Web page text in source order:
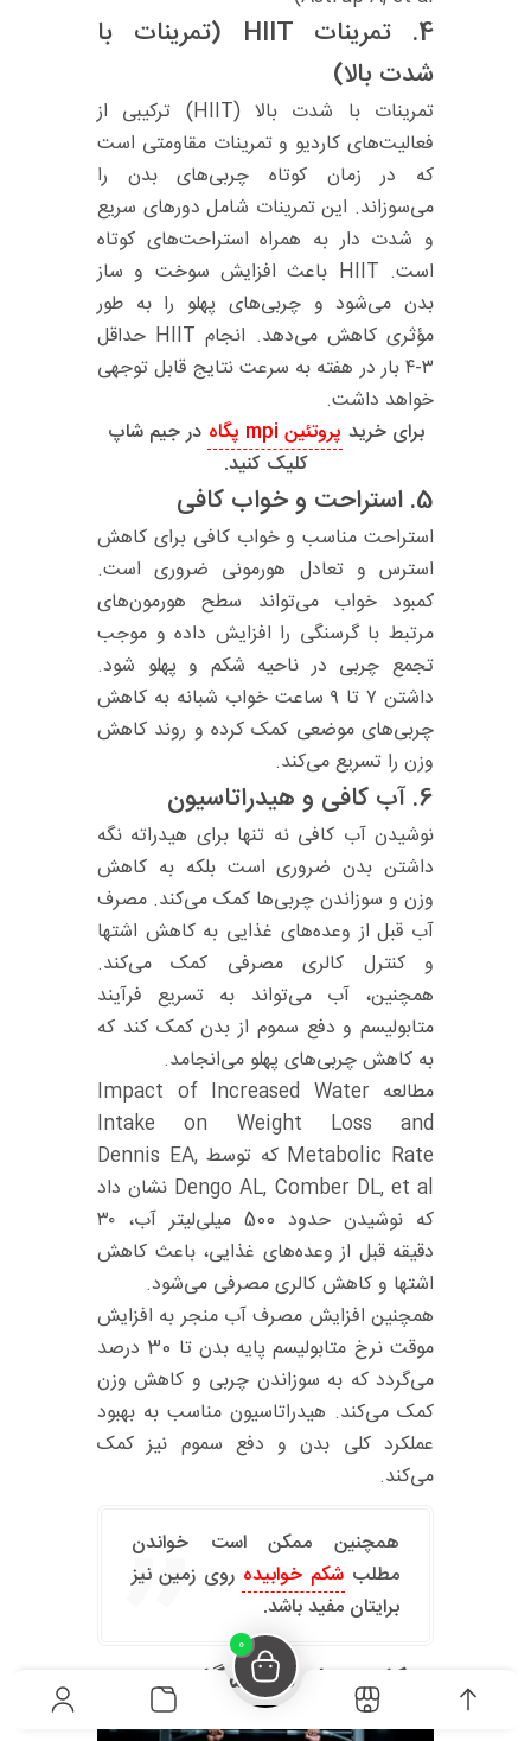
4.
تمرینات HIIT (تمرینات با
شدت بالا)
تمرینات با شدت بالا (HIIT) ترکیبی از
فعالیت‌های کاردیو و تمرینات مقاومتی است
که در زمان کوتاه چربی‌های بدن را
می‌سوزاند. این تمرینات شامل دورهای سریع
و شدت‌ دار به همراه استراحت‌های کوتاه
است. HIIT باعث افزایش سوخت‌ و ساز
بدن می‌شود و چربی‌های پهلو را به طور
مؤثری کاهش می‌دهد. انجام HIIT حداقل
۳-۴ بار در هفته به سرعت نتایج قابل توجهی
خواهد داشت.
برای خرید پروتئین mpi پگاه
در جیم شاپ
کلیک کنید.
5. استراحت و خواب کافی
استراحت مناسب و خواب کافی برای کاهش
استرس و تعادل هورمونی ضروری است.
کمبود خواب می‌تواند سطح هورمون‌های
مرتبط با گرسنگی را افزایش داده و موجب
تجمع چربی در ناحیه شکم و پهلو شود.
داشتن ۷ تا ۹ ساعت خواب شبانه به کاهش
چربی‌های موضعی کمک کرده و روند کاهش
وزن را تسریع می‌کند.
6. آب کافی و هیدراتاسیون
نوشیدن آب کافی نه تنها برای هیدراته نگه
داشتن بدن ضروری است بلکه به کاهش
وزن و سوزاندن چربی‌ها کمک می‌کند. مصرف
آب قبل از وعده‌های غذایی به کاهش اشتها
و کنترل کالری مصرفی کمک می‌کند.
همچنین، آب می‌تواند به تسریع فرآیند
متابولیسم و دفع سموم از بدن کمک کند که
به کاهش چربی‌های پهلو می‌انجامد.
مطالعه Impact of Increased Water
Intake on Weight Loss and
Metabolic Rate که توسط Dennis EA,
Dengo AL, Comber DL, et al نشان داد
که نوشیدن حدود 500 میلی‌لیتر آب، ۳۰
دقیقه قبل از وعده‌های غذایی، باعث کاهش
اشتها و کاهش کالری مصرفی می‌شود.
همچنین افزایش مصرف آب منجر به افزایش
موقت نرخ متابولیسم پایه بدن تا 30 درصد
می‌گردد که به سوزاندن چربی و کاهش وزن
کمک می‌کند. هیدراتاسیون مناسب به بهبود
عملکرد کلی بدن و دفع سموم نیز کمک
می‌کند.
همچنین ممکن است خواندن
مطلب شکم خوابیده روی زمین نیز
برایتان مفید باشد.
حرکات پهلو در باشگاه
0